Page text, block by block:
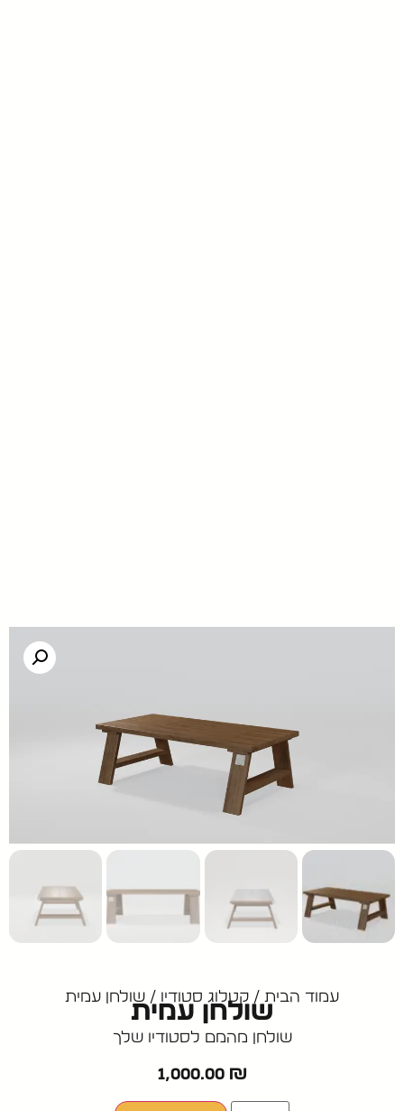
עמוד הבית / קטלוג סטודיו / שולחן עמית
שולחן עמית
שולחן מהמם לסטודיו שלך
1,000.00 ₪